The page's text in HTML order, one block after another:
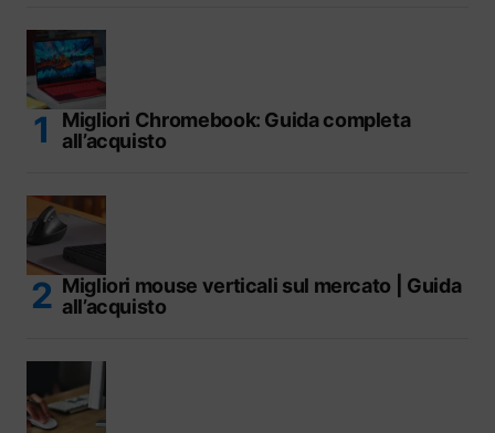
Migliori Chromebook: Guida completa
all’acquisto
Migliori mouse verticali sul mercato | Guida
all’acquisto